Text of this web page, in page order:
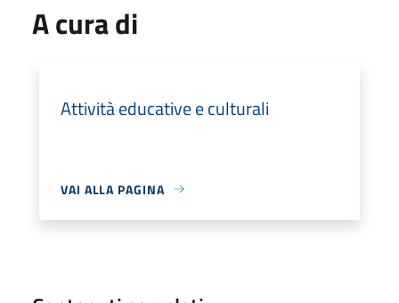
A cura di
Attività educative e culturali
VAI ALLA PAGINA